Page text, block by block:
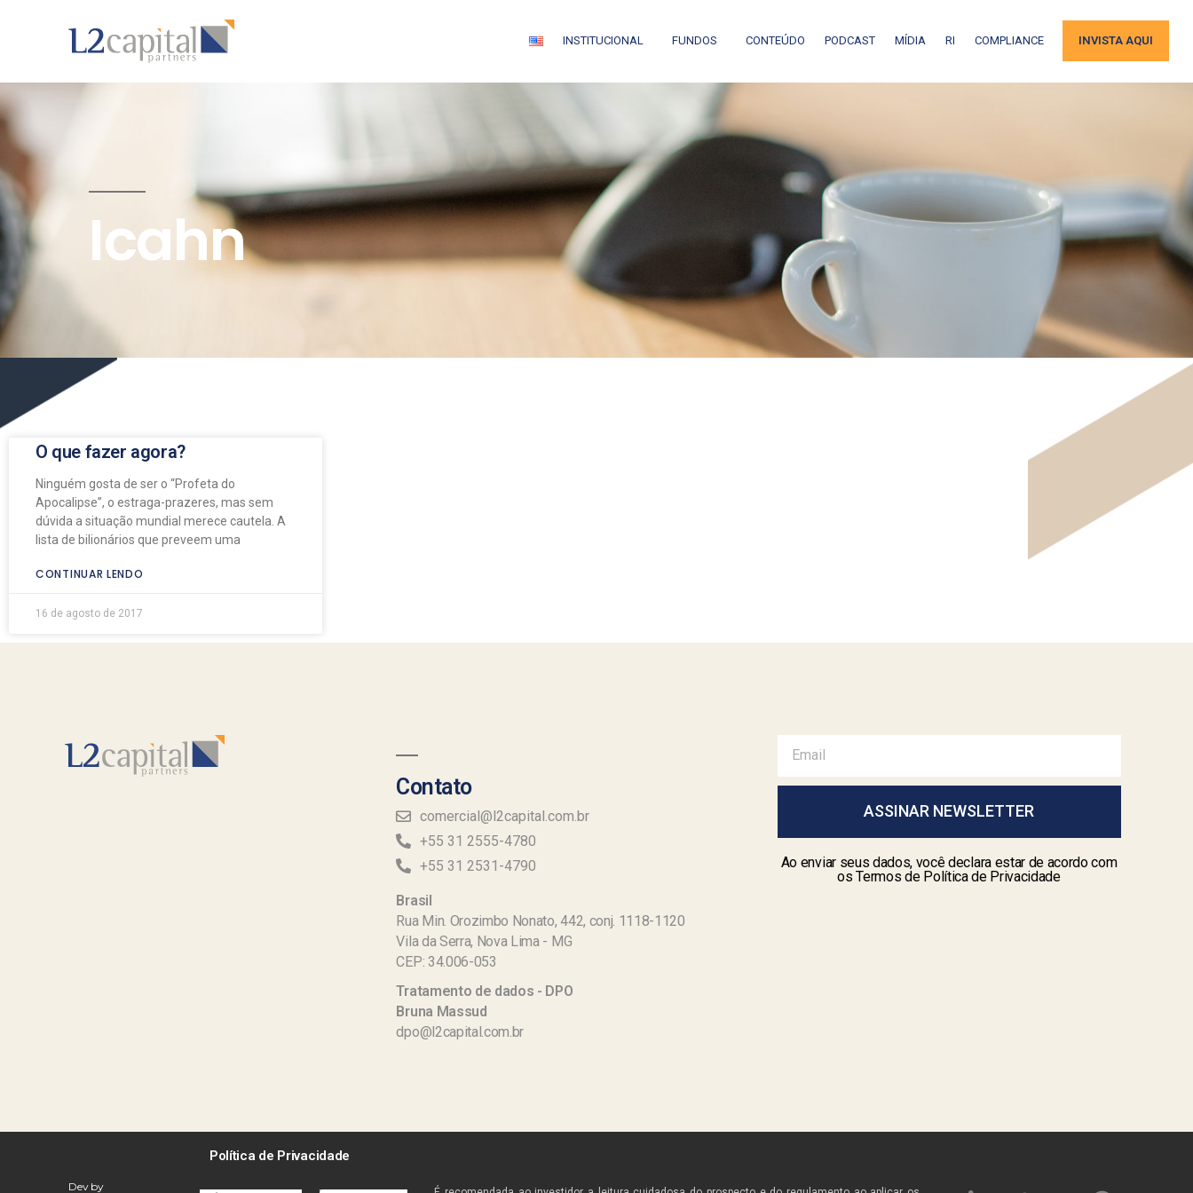
INSTITUCIONAL FUNDOS CONTEÚDO PODCAST MÍDIA RI COMPLIANCE INVISTA AQUI
Icahn
O que fazer agora?
Ninguém gosta de ser o “Profeta do
Apocalipse”, o estraga-prazeres, mas sem
dúvida a situação mundial merece cautela. A
lista de bilionários que preveem uma
CONTINUAR LENDO
16 de agosto de 2017
Contato
comercial@l2capital.com.br
+55 31 2555-4780
+55 31 2531-4790
Brasil
Rua Min. Orozimbo Nonato, 442, conj. 1118-1120
Vila da Serra, Nova Lima - MG
CEP: 34.006-053
Tratamento de dados - DPO
Bruna Massud
dpo@l2capital.com.br
ASSINAR NEWSLETTER
Ao enviar seus dados, você declara estar de acordo com
os Termos de Política de Privacidade
Dev by
Política de Privacidade